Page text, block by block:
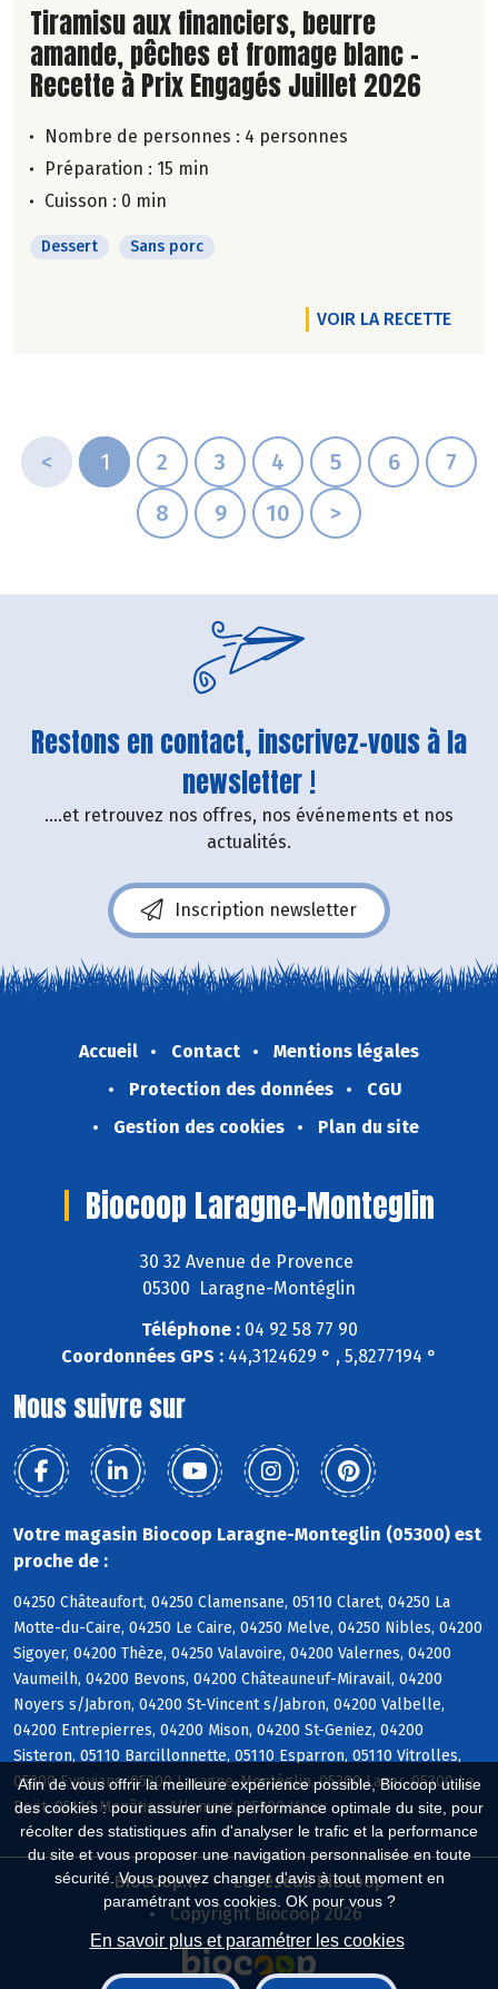
Afin de vous offrir la meilleure expérience possible, Biocoop utilise
des cookies : pour assurer une performance optimale du site, pour
récolter des statistiques afin d'analyser le trafic et la performance
du site et vous proposer une navigation personnalisée en toute
sécurité. Vous pouvez changer d'avis à tout moment en
paramétrant vos cookies. OK pour vous ?
En savoir plus et paramétrer les cookies
Lire la suite de la recette
Tiramisu aux financiers, beurre
amande, pêches et fromage blanc -
Recette à Prix Engagés Juillet 2026
Nombre de personnes : 4 personnes
Préparation : 15 min
Cuisson : 0 min
Dessert Sans porc
VOIR LA RECETTE
< 1 2 3 4 5 6
7
8
9 10 >
Restons en contact, inscrivez-vous à la
newsletter !
....et retrouvez nos offres, nos événements et nos
actualités.
Inscription newsletter
Accueil Contact
Mentions légales
Protection des données
CGU
Gestion des cookies
Plan du site
Biocoop Laragne-Monteglin
30 32 Avenue de Provence
05300 Laragne-Montéglin
Téléphone :04 92 58 77 90
Coordonnées GPS : 44,3124629 ° , 5,8277194 °
Nous suivre sur
Votre magasin Biocoop Laragne-Monteglin (05300) est
proche de :
04250 Châteaufort, 04250 Clamensane, 05110 Claret, 04250 La
Motte-du-Caire, 04250 Le Caire, 04250 Melve, 04250 Nibles, 04200
Sigoyer, 04200 Thèze, 04250 Valavoire, 04200 Valernes, 04200
Vaumeilh, 04200 Bevons, 04200 Châteauneuf-Miravail, 04200
Noyers s/Jabron, 04200 St-Vincent s/Jabron, 04200 Valbelle,
04200 Entrepierres, 04200 Mison, 04200 St-Geniez, 04200
Sisteron, 05110 Barcillonnette, 05110 Esparron, 05110 Vitrolles,
05300 Eyguians, 05300 Laragne-Montéglin, 05300 Lazer, 05300 Le
Poët, 05110 Monêtier-Allemont, 05300 Upaix
Biocoop.fr
Le réseau Biocoop
Copyright Biocoop 2026